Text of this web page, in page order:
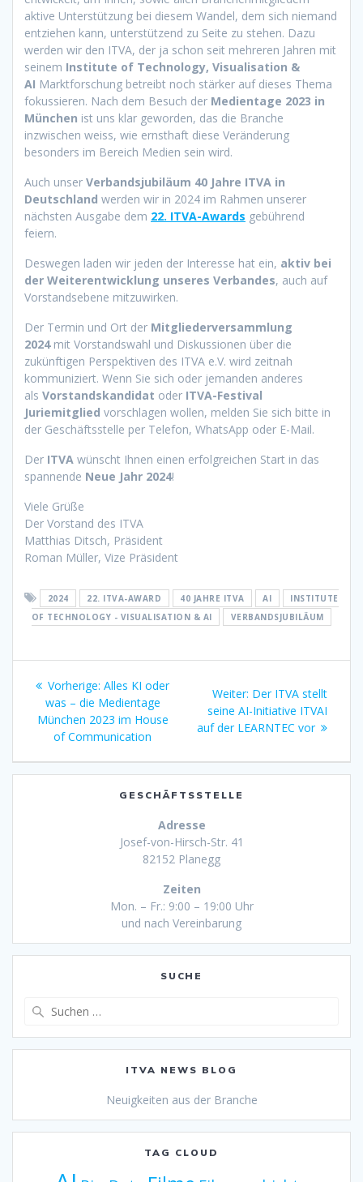
aktive Unterstützung bei diesem Wandel, dem sich niemand
entziehen kann, unterstützend zu Seite zu stehen. Dazu
werden wir den ITVA, der ja schon seit mehreren Jahren mit
seinem Institute of Technology, Visualisation &
AI Marktforschung betreibt noch stärker auf dieses Thema
fokussieren. Nach dem Besuch der Medientage 2023 in
München ist uns klar geworden, das die Branche
inzwischen weiss, wie ernsthaft diese Veränderung
besonders im Bereich Medien sein wird.
Auch unser Verbandsjubiläum 40 Jahre ITVA in
Deutschland werden wir in 2024 im Rahmen unserer
nächsten Ausgabe dem 22. ITVA-Awards gebührend
feiern.
Deswegen laden wir jeden der Interesse hat ein, aktiv bei
der Weiterentwicklung unseres Verbandes, auch auf
Vorstandsebene mitzuwirken.
Der Termin und Ort der Mitgliederversammlung
2024mit Vorstandswahl und Diskussionen über die
zukünftigen Perspektiven des ITVA e.V. wird zeitnah
kommuniziert. Wenn Sie sich oder jemanden anderes
als Vorstandskandidat oder ITVA-Festival
Juriemitglied vorschlagen wollen, melden Sie sich bitte in
der Geschäftsstelle per Telefon, WhatsApp oder E-Mail.
Der ITVA wünscht Ihnen einen erfolgreichen Start in das
spannende Neue Jahr 2024!
Viele Grüße
Der Vorstand des ITVA
Matthias Ditsch, Präsident
Roman Müller, Vize Präsident
2024 22. ITVA-AWARD 40 JAHRE ITVA AI
INSTITUTE
OF TECHNOLOGY - VISUALISATION & AI
VERBANDSJUBILÄUM
Beitragsnavigation
Vorherige: Vorheriger
Beitrag:
Alles KI oder
was – die Medientage
München 2023 im House
of Communication
Weiter: Nächster
Beitrag:
Der ITVA stellt
seine AI-Initiative ITVAI
auf der LEARNTEC vor
GESCHÄFTSSTELLE
Adresse
Josef-von-Hirsch-Str. 41
82152 Planegg
Zeiten
Mon. – Fr.: 9:00 – 19:00 Uhr
und nach Vereinbarung
SUCHE
ITVA NEWS BLOG
Neuigkeiten aus der Branche
TAG CLOUD